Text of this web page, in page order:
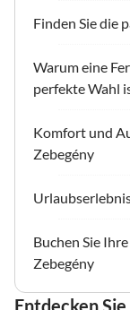
Finden Sie die
Warum eine
perfekte Wahl
Komfort und
Zebegény
Buchen Sie
Zebegény
Entdecken